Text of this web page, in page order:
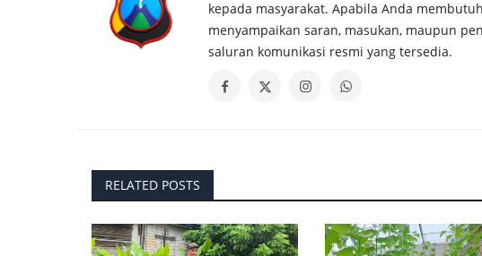
kepada masyarakat. Apabila Anda
menyampaikan saran, masukan, maupun
saluran komunikasi resmi yang tersedia.
RELATED POSTS